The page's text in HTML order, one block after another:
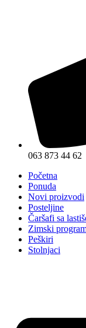
063 873 44 62
Početna
Ponuda
Novi proizvodi
Posteljine
Čaršafi sa
Zimski
Peškiri
Stolnjaci